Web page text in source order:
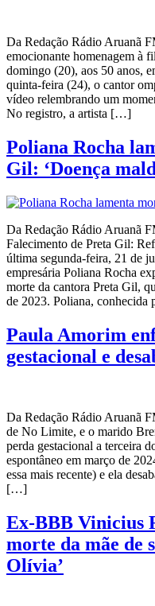
Da Redação Rádio Aruanã
emocionante homenagem à
domingo (20), aos 50 anos,
quinta-feira (24), o cantor
vídeo relembrando um
No registro, a artista […]
Poliana Rocha
Gil: ‘Doença
Da Redação Rádio Aruanã
Falecimento de Preta Gil:
última segunda-feira, 21 de
empresária Poliana Rocha
morte da cantora Preta Gil,
de 2023. Poliana,
Paula Amorim
gestacional e
Da Redação Rádio Aruanã
de No Limite, e o marido
perda gestacional a terceira
espontâneo em março de
essa mais recente) e ela
[…]
Ex-BBB Vinicius
morte da mãe de
Olívia’